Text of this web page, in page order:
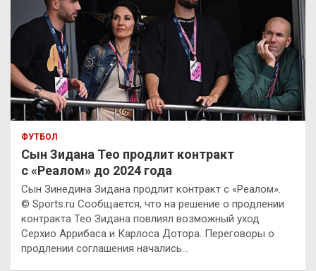
ФУТБОЛ
Сын Зидана Тео продлит контракт
с «Реалом» до 2024 года
Сын Зинедина Зидана продлит контракт с «Реалом».
© Sports.ru Сообщается, что на решение о продлении
контракта Тео Зидана повлиял возможный уход
Серхио Аррибаса и Карлоса Дотора. Переговоры о
продлении соглашения начались…